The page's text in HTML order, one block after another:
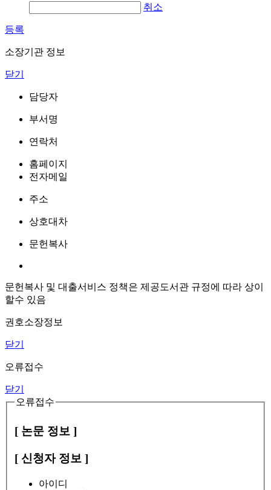
취소
등록
소장기관 정보
닫기
담당자
부서명
연락처
홈페이지
전자메일
주소
상호대차
문헌복사
문헌복사 및 대출서비스 정책은 제공도서관 규정에 따라 상이
할수 있음
권호소장정보
닫기
오류접수
닫기
오류접수
[ 논문 정보 ]
[ 신청자 정보 ]
아이디